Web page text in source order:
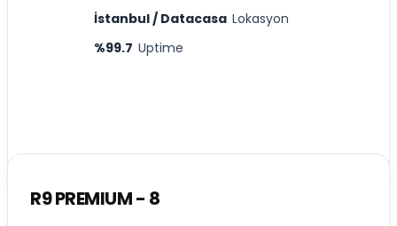
İstanbul / Datacasa Lokasyon
%99.7 Uptime
R9 PREMIUM - 8